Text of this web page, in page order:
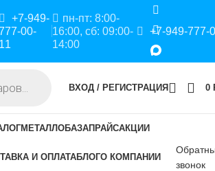
+7-949-
00-
11
пн-пт: 8:00-
16:00, сб: 09:00-
14:00
+7-949-777-
ВХОД / РЕГИСТРАЦИЯ 0
МЕТАЛЛОБАЗАПРАЙСАКЦИИ
И ОПЛАТАБЛОГО КОМПАНИИ
звонок